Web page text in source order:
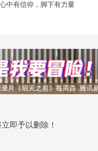
心中有信仰，脚下有力量
即予以删除！